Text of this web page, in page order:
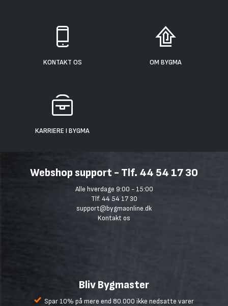
KONTAKT OS OM BYGMA
KARRIERE I BYGMA
Webshop support - Tlf. 44 54 17 30
Alle hverdage 9:00 - 15:00
Tlf. 44 54 17 30
support@bygmaonline.dk
Kontakt os
Bliv Bygmaster
Spar 10% på mere end 80.000 ikke nedsatte varer